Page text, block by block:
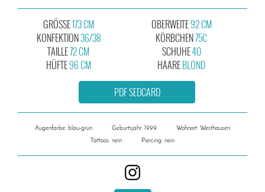
GRÖSSE173 CM
KONFEKTION36/38
OBERWEITE92 CM
KÖRBCHEN75C
TAILLE72 CM
HÜFTE96 CM
SCHUHE40
HAAREBLOND
PDF SEDCARD
Augenfarbe: blau-grün Geburtsjahr: 1999
Wohnort: Westhausen
Tattoos: nein
Piercing: nein